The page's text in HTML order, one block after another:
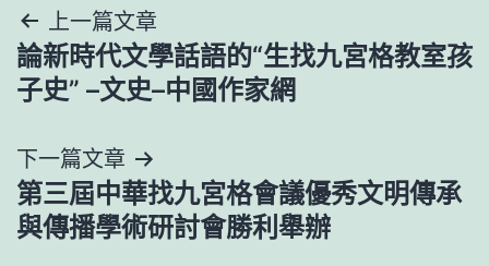
文
章
覽
上一篇文章
論新時代文學話語的“生找九宮格教室孩
子史” –文史–中國作家網
下一篇文章
第三屆中華找九宮格會議優秀文明傳承
與傳播學術研討會勝利舉辦